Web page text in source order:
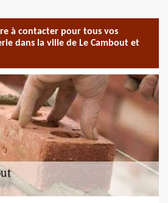
à contacter pour tous vos
dans la ville de Le Cambout et